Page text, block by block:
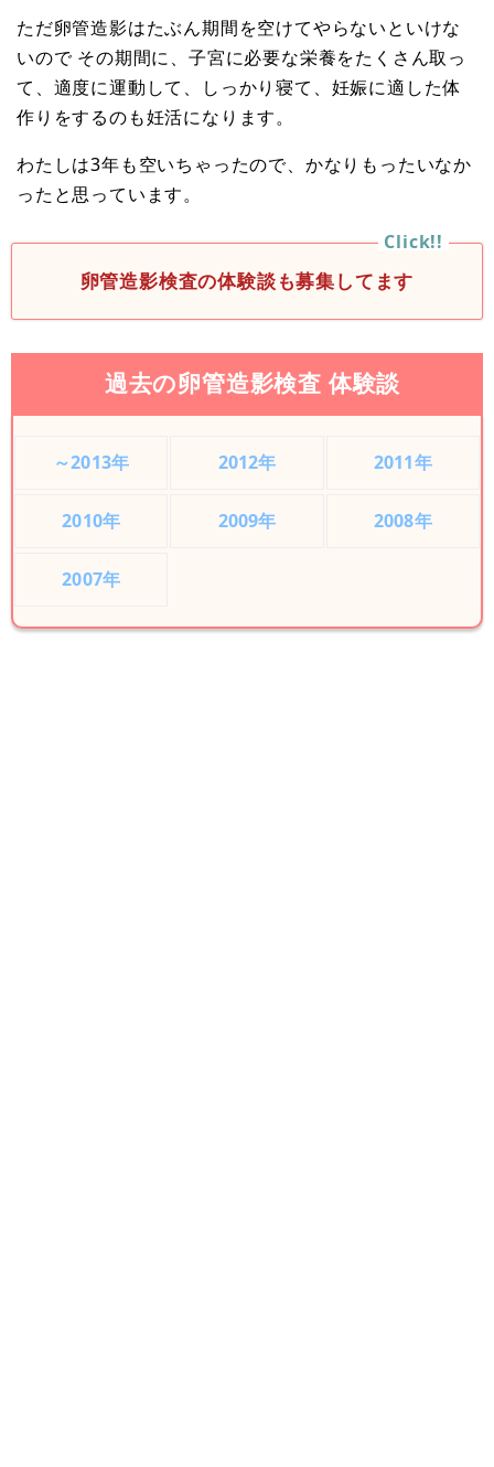
ただ卵管造影はたぶん期間を空けてやらないといけな
いので その期間に、子宮に必要な栄養をたくさん取っ
て、適度に運動して、しっかり寝て、妊娠に適した体
作りをするのも妊活になります。
わたしは3年も空いちゃったので、かなりもったいなか
ったと思っています。
卵管造影検査の体験談も募集してます
過去の卵管造影検査 体験談
～2013年 2012年 2011年
2010年 2009年 2008年
2007年